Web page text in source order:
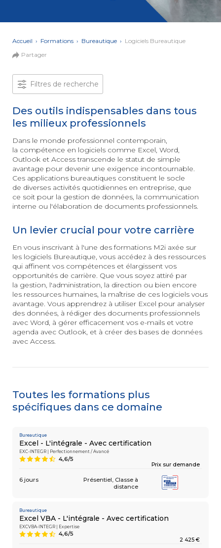
Systèmes
INTELLIGENCE
DIGITAL &
MULTIMÉDIA
un site
améliorez
vos
performances
digitales
Arts
Graphiques
Vidéo
et animation
de la création
digitale
MANAGEMENT
Posture
managériale
Management
éthique
et collaboratif
COMPÉTENCES
Gestion
de projets
Achats
Ressources
Mobile
Data
ARCHITECTURE
MODÉLISATION
BIM
Modeleur
du bâtiment
TERTIAIRE
Gestionnaire
de Paie
INSERTION
&
PÉDAGOGIE
Conseiller
en Insertion
Professionnelle
AUTRE
Secrétaire
Médico-Administratif
Partager
Accueil › Formations › Bureautique › Logiciels Bureautique
Filtres de recherche
Des outils indispensables dans tous
les milieux professionnels
Dans le monde professionnel contemporain,
la compétence en logiciels comme Excel, Word,
Outlook et Access transcende le statut de simple
avantage pour devenir une exigence incontournable.
Ces applications bureautiques constituent le socle
de diverses activités quotidiennes en entreprise, que
ce soit pour la gestion de données, la communication
interne ou l'élaboration de documents professionnels.
Un levier crucial pour votre carrière
En vous inscrivant à l'une des formations M2i axée sur
les logiciels Bureautique, vous accédez à des ressources
qui affinent vos compétences et élargissent vos
opportunités de carrière. Que vous soyez attiré par
la gestion, l'administration, la direction ou bien encore
les ressources humaines, la maîtrise de ces logiciels vous
avantage. Vous apprendrez à utiliser Excel pour analyser
des données, à rédiger des documents professionnels
avec Word, à gérer efficacement vos e-mails et votre
agenda avec Outlook, et à créer des bases de données
avec Access.
Toutes les formations plus
spécifiques dans ce domaine
Bureautique
Excel - L'intégrale - Avec certification
EXC-INTEGR | Perfectionnement / Avancé
Prix sur demande
9 4,6/5
6 jours Présentiel Classe à
distance
Bureautique
Excel VBA - L'intégrale - Avec certification
EXCVBA-INTEGR | Expertise
2 425 €
9 4,6/5